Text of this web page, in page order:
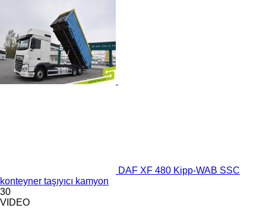
DAF XF 480 Kipp-WAB SSC
konteyner taşıyıcı kamyon
30
VIDEO